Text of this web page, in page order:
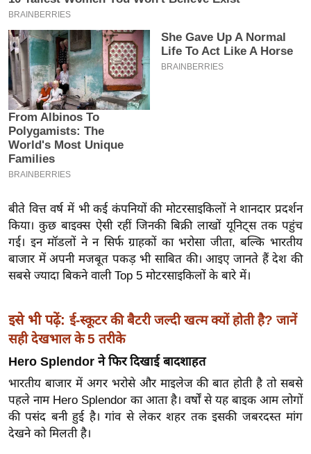
2
0
2
6
क्रा
इ
म
ई
-
प
र
मि
सा
ल
बे
मि
श
ख्सि
य
बीते वित्त वर्ष में भी कई कंपनियों की मोटरसाइकिलों ने शानदार प्रदर्शन
किया। कुछ बाइक्स ऐसी रहीं जिनकी बिक्री लाखों यूनिट्स तक पहुंच
गई। इन मॉडलों ने न सिर्फ ग्राहकों का भरोसा जीता, बल्कि भारतीय
बाजार में अपनी मजबूत पकड़ भी साबित की। आइए जानते हैं देश की
सबसे ज्यादा बिकने वाली Top 5 मोटरसाइकिलों के बारे में।
इसे भी पढ़ें: ई-स्कूटर की बैटरी जल्दी खत्म क्यों होती है? जानें
सही देखभाल के 5 तरीके
Hero Splendor ने फिर दिखाई बादशाहत
भारतीय बाजार में अगर भरोसे और माइलेज की बात होती है तो सबसे
पहले नाम Hero Splendor का आता है। वर्षों से यह बाइक आम लोगों
की पसंद बनी हुई है। गांव से लेकर शहर तक इसकी जबरदस्त मांग
देखने को मिलती है।